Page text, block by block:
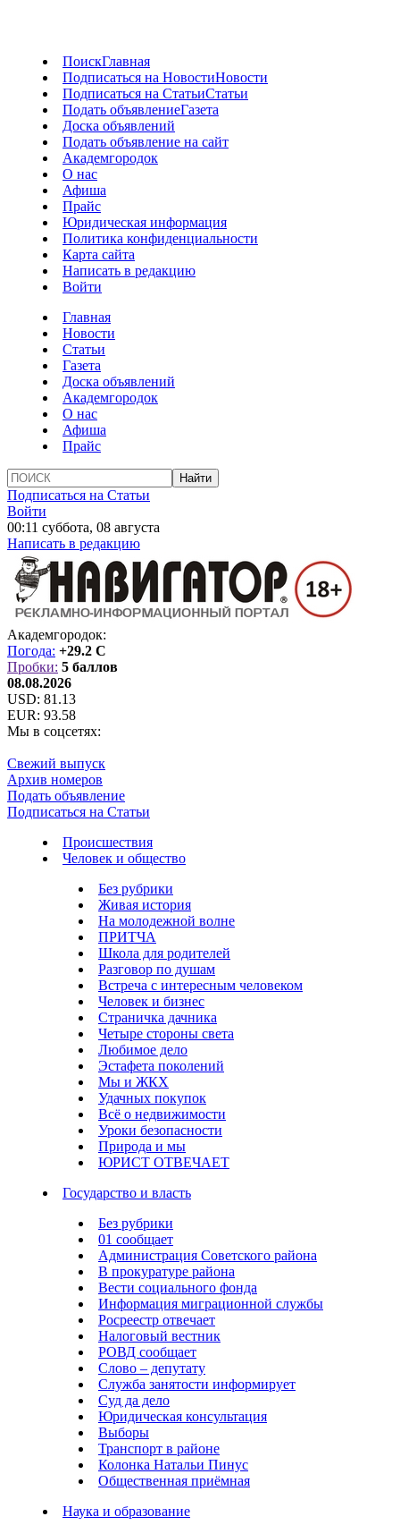
ПоискГлавная
Подписаться на НовостиНовости
Подписаться на СтатьиСтатьи
Подать объявлениеГазета
Доска объявлений
Подать объявление на сайт
Академгородок
О нас
Афиша
Прайс
Юридическая информация
Политика конфиденциальности
Карта сайта
Написать в редакцию
Войти
Главная
Новости
Статьи
Газета
Доска объявлений
Академгородок
О нас
Афиша
Прайс
Подписаться на Статьи
Войти
00:11 суббота, 08 августа
Написать в редакцию
Академгородок:
Погода: +29.2 C
Пробки: 5 баллов
08.08.2026
USD: 81.13
EUR: 93.58
Мы в соцсетях:
Свежий выпуск
Архив номеров
Подать объявление
Подписаться на Статьи
Происшествия
Человек и общество
Без рубрики
Живая история
На молодежной волне
ПРИТЧА
Школа для родителей
Разговор по душам
Встреча с интересным человеком
Человек и бизнес
Страничка дачника
Четыре стороны света
Любимое дело
Эстафета поколений
Мы и ЖКХ
Удачных покупок
Всё о недвижимости
Уроки безопасности
Природа и мы
ЮРИСТ ОТВЕЧАЕТ
Государство и власть
Без рубрики
01 сообщает
Администрация Советского района
В прокуратуре района
Вести социального фонда
Информация миграционной службы
Росреестр отвечает
Налоговый вестник
РОВД сообщает
Слово – депутату
Служба занятости информирует
Суд да дело
Юридическая консультация
Выборы
Транспорт в районе
Колонка Натальи Пинус
Общественная приёмная
Наука и образование